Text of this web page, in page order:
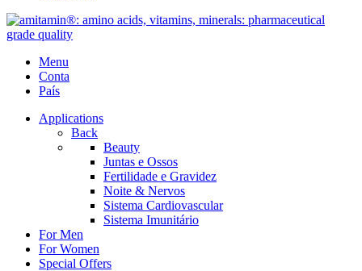
Menu
Conta
País
Applications
Back
Beauty
Juntas e Ossos
Fertilidade e Gravidez
Noite & Nervos
Sistema Cardiovascular
Sistema Imunitário
For Men
For Women
Special Offers